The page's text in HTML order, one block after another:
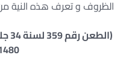
الظروف و تعرف هذه
1480 ق